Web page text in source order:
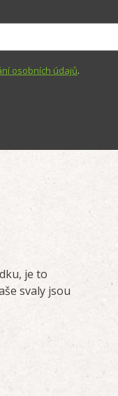
osobních údajů.
je to
svaly jsou